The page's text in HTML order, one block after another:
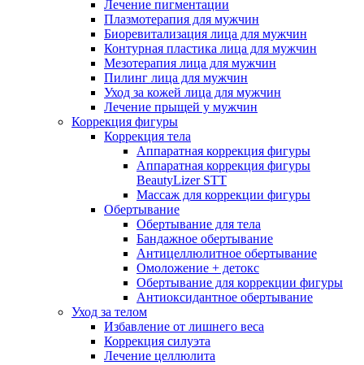
Лечение пигментации
Плазмотерапия для мужчин
Биоревитализация лица для мужчин
Контурная пластика лица для мужчин
Мезотерапия лица для мужчин
Пилинг лица для мужчин
Уход за кожей лица для мужчин
Лечение прыщей у мужчин
Коррекция фигуры
Коррекция тела
Аппаратная коррекция фигуры
Аппаратная коррекция фигуры
BeautyLizer STT
Массаж для коррекции фигуры
Обертывание
Обертывание для тела
Бандажное обертывание
Антицеллюлитное обертывание
Омоложение + детокс
Обертывание для коррекции фигуры
Антиоксидантное обертывание
Уход за телом
Избавление от лишнего веса
Коррекция силуэта
Лечение целлюлита